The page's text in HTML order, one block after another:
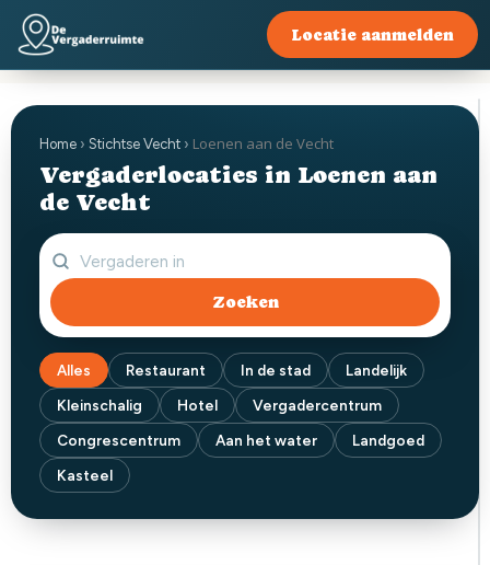
Locatie aanmelden
Home › Stichtse Vecht › Loenen aan de Vecht
Vergaderlocaties in Loenen aan
de Vecht
Zoeken
Alles Restaurant In de stad
Landelijk
Kleinschalig
Hotel
Vergadercentrum
Congrescentrum
Aan het water
Landgoed
Kasteel